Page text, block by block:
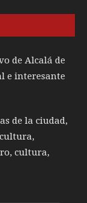
de Alcalá de
e interesante
de la ciudad,
cultura,